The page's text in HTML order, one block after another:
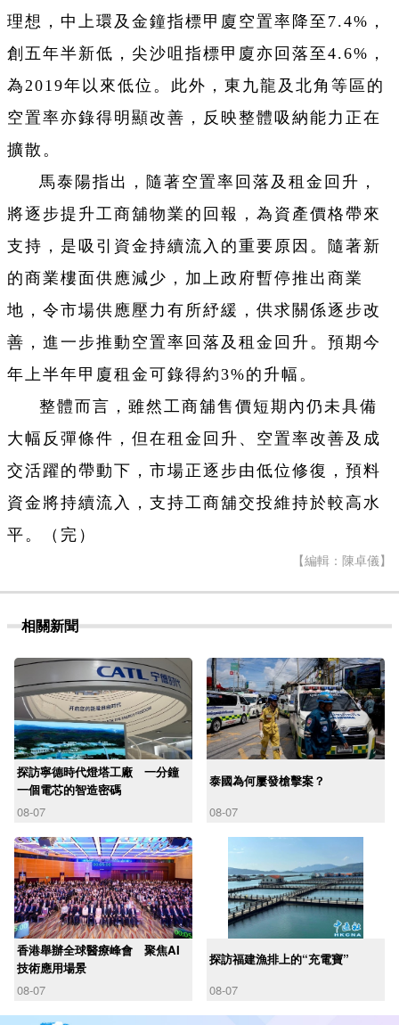
理想，中上環及金鐘指標甲廈空置率降至7.4%，
創五年半新低，尖沙咀指標甲廈亦回落至4.6%，
為2019年以來低位。此外，東九龍及北角等區的
空置率亦錄得明顯改善，反映整體吸納能力正在
擴散。
馬泰陽指出，隨著空置率回落及租金回升，
將逐步提升工商舖物業的回報，為資產價格帶來
支持，是吸引資金持續流入的重要原因。隨著新
的商業樓面供應減少，加上政府暫停推出商業
地，令市場供應壓力有所紓緩，供求關係逐步改
善，進一步推動空置率回落及租金回升。預期今
年上半年甲廈租金可錄得約3%的升幅。
整體而言，雖然工商舖售價短期內仍未具備
大幅反彈條件，但在租金回升、空置率改善及成
交活躍的帶動下，市場正逐步由低位修復，預料
資金將持續流入，支持工商舖交投維持於較高水
平。（完）
【編輯：陳卓儀】
相關新聞
探訪寧德時代燈塔工廠 一分鐘
一個電芯的智造密碼
08-07
泰國為何屢發槍擊案？
08-07
香港舉辦全球醫療峰會 聚焦AI
技術應用場景
08-07
探訪福建漁排上的“充電寶”
08-07